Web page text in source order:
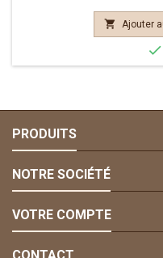
 Ajouter

PRODUITS
NOTRE SOCIÉTÉ
VOTRE COMPTE